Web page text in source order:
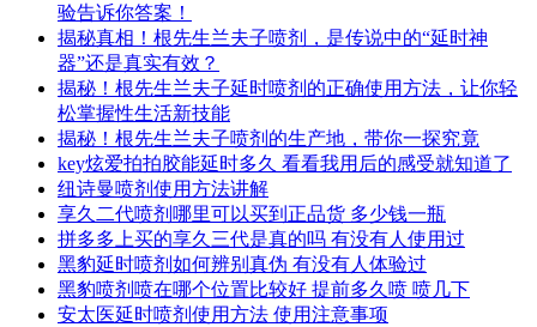
验告诉你答案！
揭秘真相！根先生兰夫子喷剂，是传说中的“延时神
器”还是真实有效？
揭秘！根先生兰夫子延时喷剂的正确使用方法，让你轻
松掌握性生活新技能
揭秘！根先生兰夫子喷剂的生产地，带你一探究竟
key炫爱拍拍胶能延时多久 看看我用后的感受就知道了
纽诗曼喷剂使用方法讲解
享久二代喷剂哪里可以买到正品货 多少钱一瓶
拼多多上买的享久三代是真的吗 有没有人使用过
黑豹延时喷剂如何辨别真伪 有没有人体验过
黑豹喷剂喷在哪个位置比较好 提前多久喷 喷几下
安太医延时喷剂使用方法 使用注意事项